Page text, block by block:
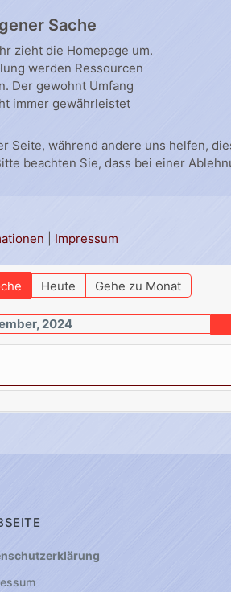
Sache
zieht die Homepage um.
werden Ressourcen
Der gewohnt Umfang
immer gewährleistet
Heute Gehe zu Monat
2024
während andere uns helfen,
beachten Sie, dass bei einer
Impressum